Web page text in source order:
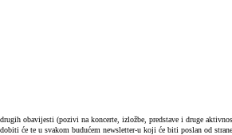
obavijesti (pozivi na koncerte, izložbe, predstave i druge
će te u svakom budućem newsletter-u koji će biti poslan od strane